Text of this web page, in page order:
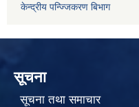
केन्द्रीय पन्ज्जिकरण बिभाग
सूचना
सूचना तथा समाचार